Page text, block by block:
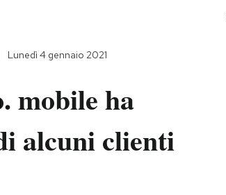
Lunedì 4 gennaio 2021
mobile ha
alcuni clienti